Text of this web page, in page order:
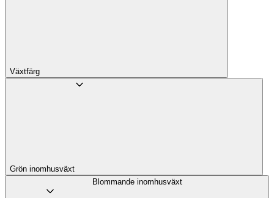
Växtfärg
Grön inomhusväxt
Blommande inomhusväxt